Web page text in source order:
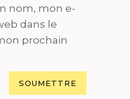
nom, mon e-
dans le
prochain